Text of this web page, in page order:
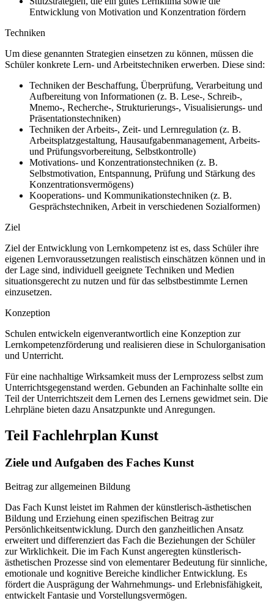
Entwicklung von Motivation und Konzentration fördern
Techniken
Um diese genannten Strategien einsetzen zu können, müssen die
Schüler konkrete Lern- und Arbeitstechniken erwerben. Diese sind:
Techniken der Beschaffung, Überprüfung, Verarbeitung und
Aufbereitung von Informationen (z. B. Lese-, Schreib-,
Mnemo-, Recherche-, Strukturierungs-, Visualisierungs- und
Präsentationstechniken)
Techniken der Arbeits-, Zeit- und Lernregulation (z. B.
Arbeitsplatzgestaltung, Hausaufgabenmanagement, Arbeits-
und Prüfungsvorbereitung, Selbstkontrolle)
Motivations- und Konzentrationstechniken (z. B.
Selbstmotivation, Entspannung, Prüfung und Stärkung des
Konzentrationsvermögens)
Kooperations- und Kommunikationstechniken (z. B.
Gesprächstechniken, Arbeit in verschiedenen Sozialformen)
Ziel
Ziel der Entwicklung von Lernkompetenz ist es, dass Schüler ihre
eigenen Lernvoraussetzungen realistisch einschätzen können und in
der Lage sind, individuell geeignete Techniken und Medien
situationsgerecht zu nutzen und für das selbstbestimmte Lernen
einzusetzen.
Konzeption
Schulen entwickeln eigenverantwortlich eine Konzeption zur
Lernkompetenzförderung und realisieren diese in Schulorganisation
und Unterricht.
Für eine nachhaltige Wirksamkeit muss der Lernprozess selbst zum
Unterrichtsgegenstand werden. Gebunden an Fachinhalte sollte ein
Teil der Unterrichtszeit dem Lernen des Lernens gewidmet sein. Die
Lehrpläne bieten dazu Ansatzpunkte und Anregungen.
Teil Fachlehrplan Kunst
Ziele und Aufgaben des Faches Kunst
Beitrag zur allgemeinen Bildung
Das Fach Kunst leistet im Rahmen der künstlerisch-ästhetischen
Bildung und Erziehung einen spezifischen Beitrag zur
Persönlichkeitsentwicklung. Durch den ganzheitlichen Ansatz
erweitert und differenziert das Fach die Beziehungen der Schüler
zur Wirklichkeit. Die im Fach Kunst angeregten künstlerisch-
ästhetischen Prozesse sind von elementarer Bedeutung für sinnliche,
emotionale und kognitive Bereiche kindlicher Entwicklung. Es
fördert die Ausprägung der Wahrnehmungs- und Erlebnisfähigkeit,
entwickelt Fantasie und Vorstellungsvermögen.